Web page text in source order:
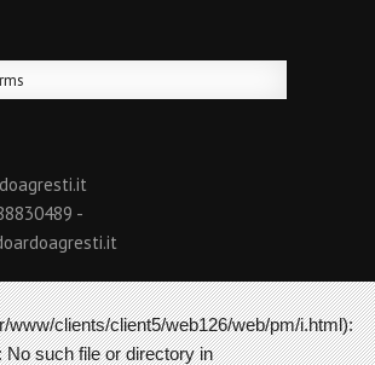
-
www/clients/client5/web126/web/pm/i.html):
No such file or directory in